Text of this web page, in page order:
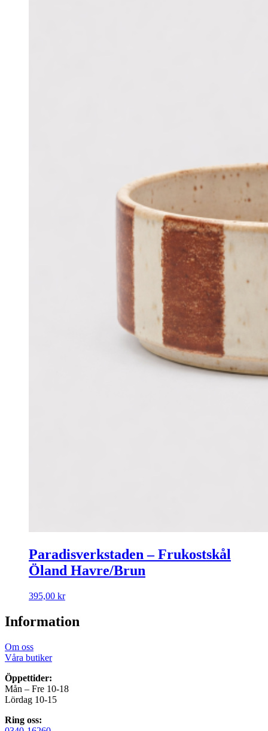
Paradisverkstaden – Frukostskål
Öland Havre/Brun
395,00 kr
Information
Om oss
Våra butiker
Öppettider:
Mån – Fre 10-18
Lördag 10-15
Ring oss: